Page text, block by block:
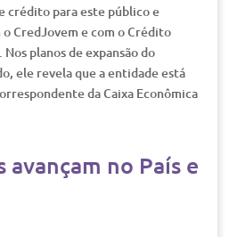
crédito para este público e
CredJovem e com o Crédito
Nos planos de expansão do
ele revela que a entidade está
da Caixa Econômica
avançam no País e